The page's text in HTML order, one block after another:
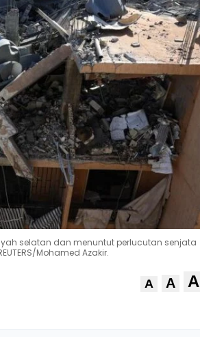
selatan dan menuntut perlucutan senjata
Mohamed Azakir.
A A A